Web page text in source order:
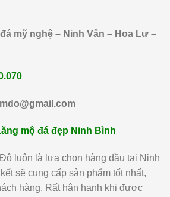
mỹ nghệ – Ninh Vân – Hoa Lư –
mộ đá đẹp Ninh Bình
luôn là lựa chọn hàng đầu tại Ninh
sẽ cung cấp sản phẩm tốt nhất,
hàng. Rất hân hạnh khi được